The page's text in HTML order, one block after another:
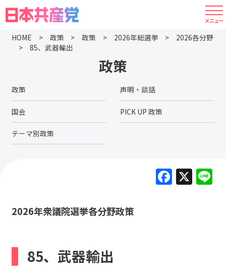
HOME 政策 政策 2026年総選挙
2026各分野
85、武器輸出
政策
政策 声明・談話
国会 PICK UP 政策
テーマ別政策
F X
2026年衆議院選挙各分野政策
85、武器輸出